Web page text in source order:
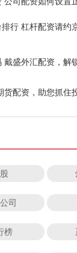
行 杠杆配资请约
戴盛外汇配资，解
货配资，助您抓住
司
榜